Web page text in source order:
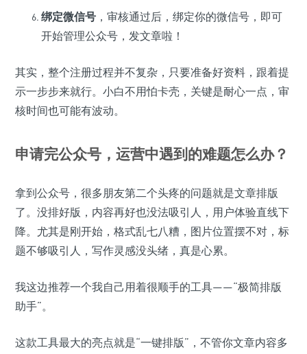
绑定微信号 ，审核通过后，绑定你的微信号，即可
开始管理公众号，发文章啦！
其实，整个注册过程并不复杂，只要准备好资料，跟着提
示一步步来就行。小白不用怕卡壳，关键是耐心一点，审
核时间也可能有波动。
申请完公众号，运营中遇到的难题怎么办？
拿到公众号，很多朋友第二个头疼的问题就是文章排版
了。没排好版，内容再好也没法吸引人，用户体验直线下
降。尤其是刚开始，格式乱七八糟，图片位置摆不对，标
题不够吸引人，写作灵感没头绪，真是心累。
我这边推荐一个我自己用着很顺手的工具——“极简排版
助手”。
这款工具最大的亮点就是“一键排版”，不管你文章内容多